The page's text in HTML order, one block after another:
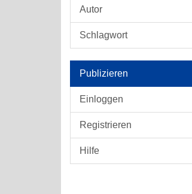
Autor
Schlagwort
Publizieren
Einloggen
Registrieren
Hilfe